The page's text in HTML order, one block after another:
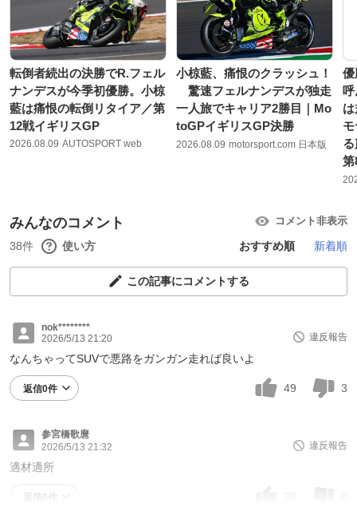
転倒者続出の決勝でR.フェル
ナンデスが今季初優勝。小椋
藍は痛恨の転倒リタイア／第
12戦イギリスGP
2026.08.09 AUTOSPORT web
小椋藍、痛恨のクラッシュ！
驚速フェルナンデスが独走
一人旅でキャリア2勝目｜Mo
toGPイギリスGP決勝
2026.08.09 motorsport.com 日本版
優
第
みんなのコメント コメント非表示
38件 使い方 おすすめ順 新着順
この記事にコメントする
nok********
2026/5/13 21:20
違反報告
なんちゃってSUVで悪路をガンガン走れば良いよ
返信0件 49 3
参宮橋歌麿
2026/5/13 21:32
違反報告
適材適所
返信0件